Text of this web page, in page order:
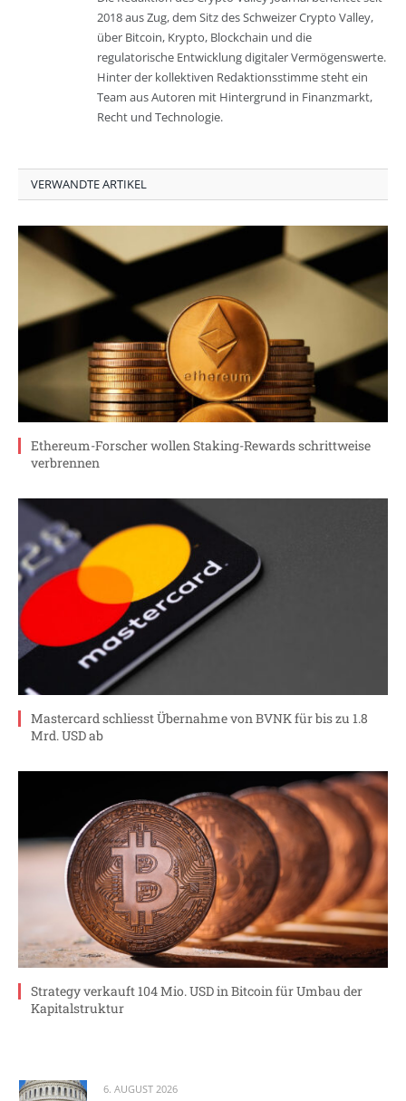
2018 aus Zug, dem Sitz des Schweizer Crypto Valley,
über Bitcoin, Krypto, Blockchain und die
regulatorische Entwicklung digitaler Vermögenswerte.
Hinter der kollektiven Redaktionsstimme steht ein
Team aus Autoren mit Hintergrund in Finanzmarkt,
Recht und Technologie.
VERWANDTE ARTIKEL
Ethereum-Forscher wollen Staking-Rewards schrittweise
verbrennen
Mastercard schliesst Übernahme von BVNK für bis zu 1.8
Mrd. USD ab
Strategy verkauft 104 Mio. USD in Bitcoin für Umbau der
Kapitalstruktur
6. AUGUST 2026